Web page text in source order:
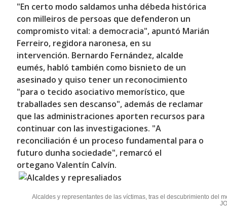
"En certo modo saldamos unha débeda histórica
con milleiros de persoas que defenderon un
compromisto vital: a democracia", apuntó Marián
Ferreiro, regidora naronesa, en su
intervención. Bernardo Fernández, alcalde
eumés, habló también como bisnieto de un
asesinado y quiso tener un reconocimiento
"para o tecido asociativo memorístico, que
traballades sen descanso", además de reclamar
que las administraciones aporten recursos para
continuar con las investigaciones. "A
reconciliación é un proceso fundamental para o
futuro dunha sociedade", remarcó el
ortegano Valentín Calvín.
Alcaldes y representantes de las víctimas, tras el descubrimiento del